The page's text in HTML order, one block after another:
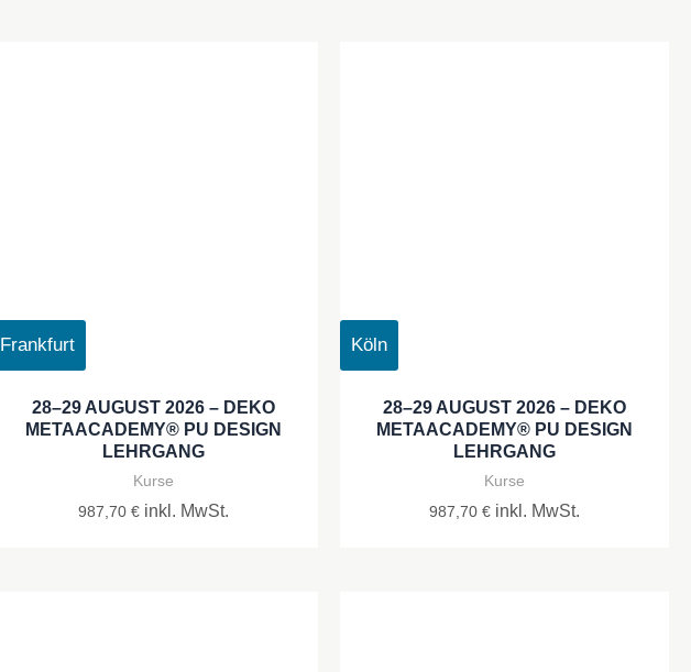
Frankfurt
28–29 AUGUST 2026 – DEKO
METAACADEMY® PU DESIGN
LEHRGANG
Kurse
987,70 € inkl. MwSt.
Köln
28–29 AUGUST 2026 – DEKO
METAACADEMY® PU DESIGN
LEHRGANG
Kurse
987,70 € inkl. MwSt.